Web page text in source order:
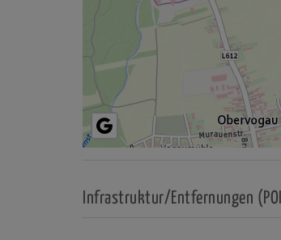
Infrastruktur/Entfernungen